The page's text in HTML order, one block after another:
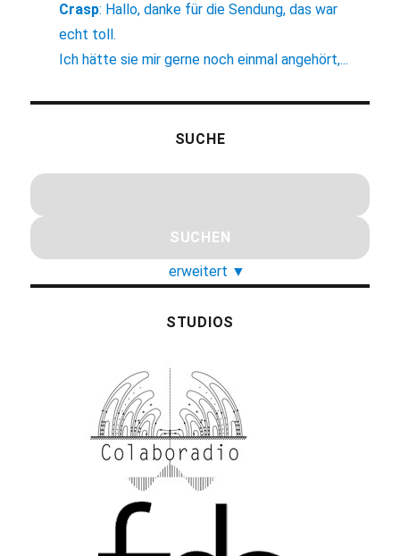
Crasp: Hallo, danke für die Sendung, das war
echt toll.
Ich hätte sie mir gerne noch einmal angehört,...
SUCHE
erweitert ▼
STUDIOS